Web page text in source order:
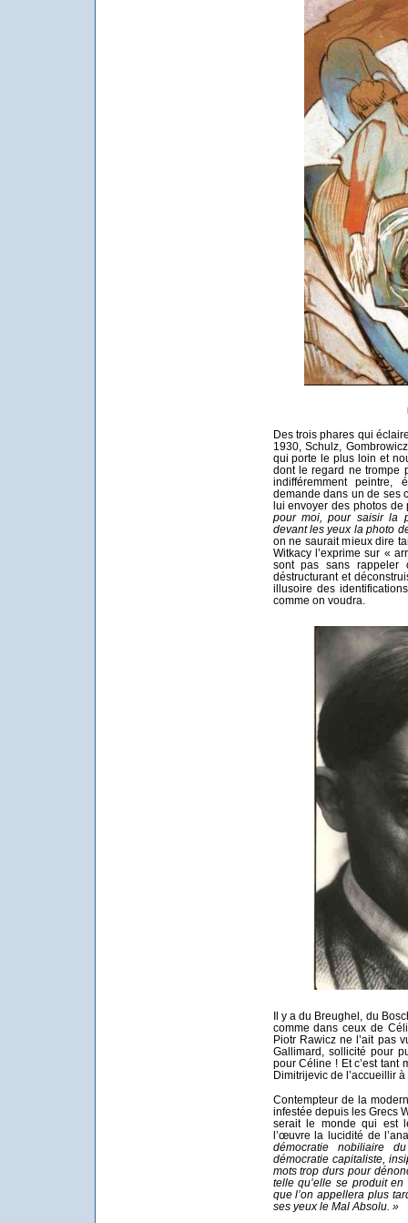
Des trois phares qui
1930, Schulz,
qui porte le plus loin et
dont le regard ne trompe
indifféremment peintre,
demande dans un de ses
lui envoyer des photos
pour moi, pour saisir la
devant les yeux la photo
on ne saurait mieux dire
Witkacy l’exprime sur «
sont pas sans rappeler
déstructurant et
illusoire des
comme on voudra.
Il y a du Breughel, du
comme dans ceux de
Piotr Rawicz ne l’ait pas
Gallimard, sollicité pour
pour Céline ! Et c’est tant
Dimitrijevic de l’accueillir à
Contempteur de la
infestée depuis les Grecs
serait le monde qui est
l’œuvre la lucidité de
démocratie nobiliaire
démocratie capitaliste,
mots trop durs pour
telle qu’elle se produit
que l’on appellera plus
ses yeux le Mal Absolu. »